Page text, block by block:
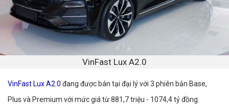
VinFast Lux A2.0
VinFast Lux A2.0 đang được bán tại đại lý với 3 phiên bản Base,
Plus và Premium với mức giá từ 881,7 triệu - 1074,4 tỷ đồng.